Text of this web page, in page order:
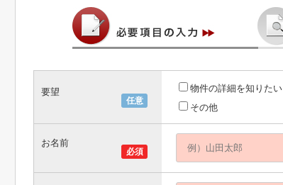
任意
要望 物件の詳細を知りたい
その他
必須
お名前